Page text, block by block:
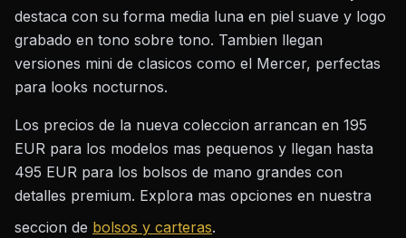
destaca con su forma media luna en piel suave y logo
grabado en tono sobre tono. Tambien llegan
versiones mini de clasicos como el Mercer, perfectas
para looks nocturnos.
Los precios de la nueva coleccion arrancan en 195
EUR para los modelos mas pequenos y llegan hasta
495 EUR para los bolsos de mano grandes con
detalles premium. Explora mas opciones en nuestra
seccion de bolsos y carteras.